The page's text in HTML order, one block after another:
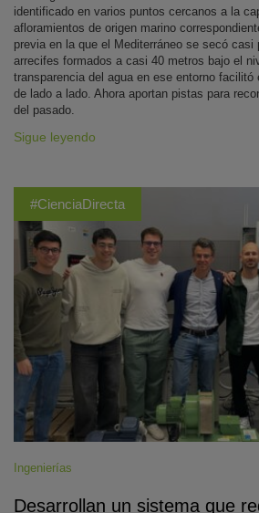
identificado en varios puntos cercanos a la
afloramientos de origen marino
previa en la que el Mediterráneo se secó
arrecifes formados a casi 40 metros bajo el
transparencia del agua en ese entorno
de lado a lado. Ahora aportan pistas para
del pasado.
Sigue leyendo
#CienciaDirecta
Ingenierías
Desarrollan un sistema que